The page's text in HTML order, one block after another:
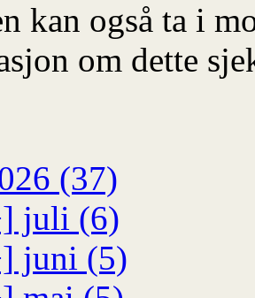
kan også ta i
om dette
(37)
juli (6)
juni (5)